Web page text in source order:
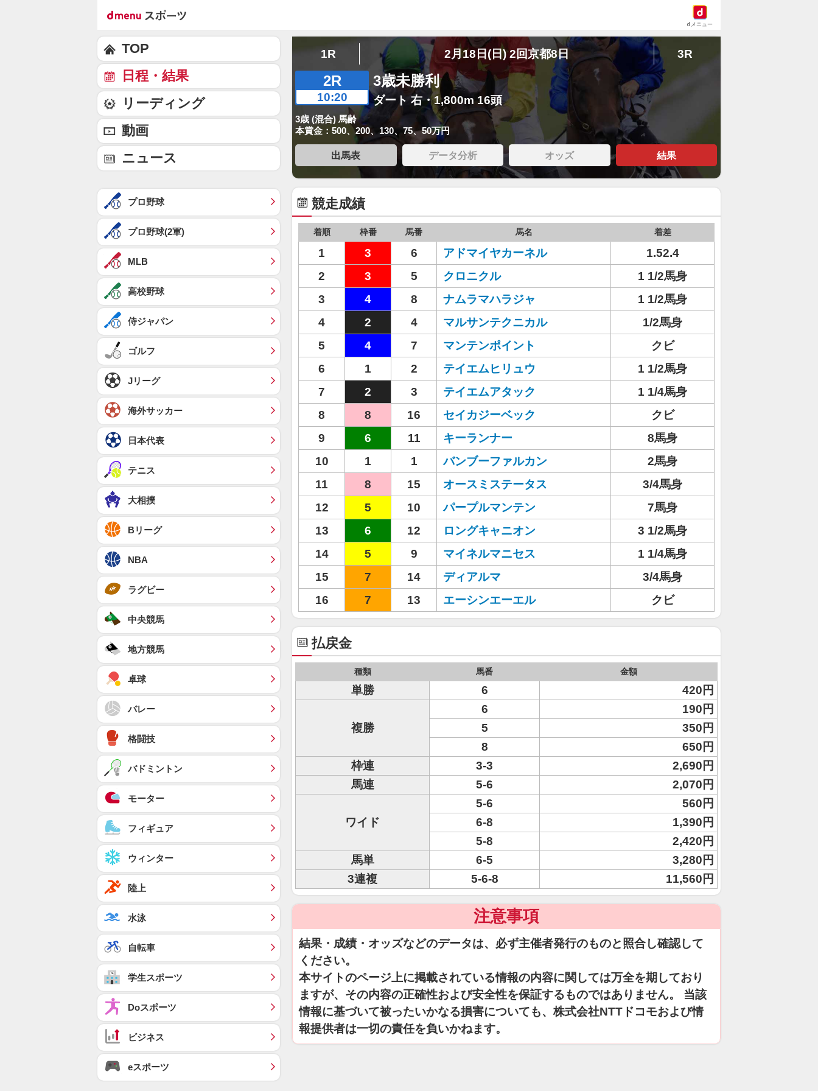
dメニュー
1R 2月18日(日) 2回京都8日 3R
2R
10:20
3歳未勝利
ダート 右・1,800m 16頭
3歳 (混合) 馬齢
本賞金：500、200、130、75、50万円
出馬表 データ分析 オッズ 結果
競走成績
着順 枠番 馬番 馬名 着差
1 3 6 アドマイヤカーネル
1.52.4
2
3 5 クロニクル
1 1/2馬身
3
4 8 ナムラマハラジャ
1 1/2馬身
4
2 4 マルサンテクニカル
1/2馬身
5
4 7 マンテンポイント
クビ
6
1 2 テイエムヒリュウ
1 1/2馬身
7
2 3 テイエムアタック
1 1/4馬身
8
8 16 セイカジーベック
クビ
9
6 11 キーランナー
8馬身
10
1 1 バンブーファルカン
2馬身
11
8 15 オースミステータス
3/4馬身
12
5 10 パープルマンテン
7馬身
13
6 12 ロングキャニオン
3 1/2馬身
14
5 9 マイネルマニセス
1 1/4馬身
15
7 14 ディアルマ
3/4馬身
16
7 13 エーシンエーエル クビ
払戻金
種類 馬番 金額
単勝 6 420円
複勝
6
190円
5
350円
8
650円
枠連
3-3
2,690円
馬連
5-6 2,070円
ワイド
5-6
560円
6-8
1,390円
5-8
2,420円
馬単
6-5
3,280円
3連複
5-6-8 11,560円
注意事項
結果・成績・オッズなどのデータは、必ず主催者発行のものと照合し確認して
ください。
本サイトのページ上に掲載されている情報の内容に関しては万全を期しており
ますが、その内容の正確性および安全性を保証するものではありません。 当該
情報に基づいて被ったいかなる損害についても、株式会社NTTドコモおよび情
報提供者は一切の責任を負いかねます。
TOP
日程・結果
リーディング
動画
ニュース
プロ野球
プロ野球(2軍)
MLB
高校野球
侍ジャパン
ゴルフ
Jリーグ
海外サッカー
日本代表
テニス
大相撲
Bリーグ
NBA
ラグビー
中央競馬
地方競馬
卓球
バレー
格闘技
バドミントン
モーター
フィギュア
ウィンター
陸上
水泳
自転車
学生スポーツ
Doスポーツ
ビジネス
eスポーツ